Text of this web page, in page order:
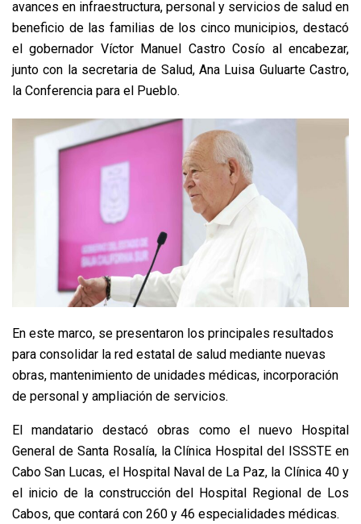
avances en infraestructura, personal y servicios de salud en
beneficio de las familias de los cinco municipios, destacó
el gobernador Víctor Manuel Castro Cosío al encabezar,
junto con la secretaria de Salud, Ana Luisa Guluarte Castro,
la Conferencia para el Pueblo.
En este marco, se presentaron los principales resultados
para consolidar la red estatal de salud mediante nuevas
obras, mantenimiento de unidades médicas, incorporación
de personal y ampliación de servicios.
El mandatario destacó obras como el nuevo Hospital
General de Santa Rosalía, la Clínica Hospital del ISSSTE en
Cabo San Lucas, el Hospital Naval de La Paz, la Clínica 40 y
el inicio de la construcción del Hospital Regional de Los
Cabos, que contará con 260 y 46 especialidades médicas.